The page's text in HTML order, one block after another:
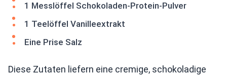
1 Messlöffel Schokoladen-Protein-Pulver
1 Teelöffel Vanilleextrakt
Eine Prise Salz
Diese Zutaten liefern eine cremige, schokoladige